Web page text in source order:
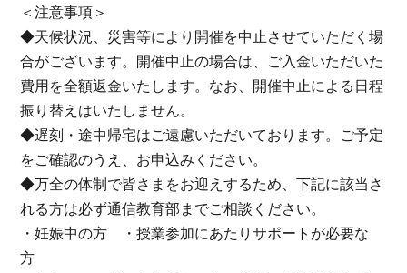
＜注意事項＞
◆天候状況、災害等により開催を中止させていただく場
合がございます。開催中止の場合は、ご入金いただいた
費用を全額返金いたします。なお、開催中止による日程
振り替えはいたしません。
◆遅刻・途中帰宅はご遠慮いただいております。ご予定
をご確認のうえ、お申込みください。
◆万全の体制で皆さまをお迎えするため、下記に該当さ
れる方は必ず通信教育部までご相談ください。
・妊娠中の方 ・授業参加にあたりサポートが必要な
方